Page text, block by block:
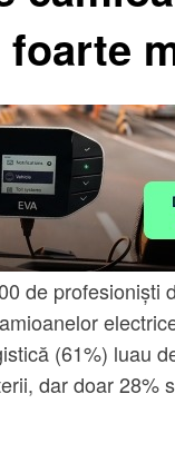
de profesioniști
(61%) luau
dar doar 28%